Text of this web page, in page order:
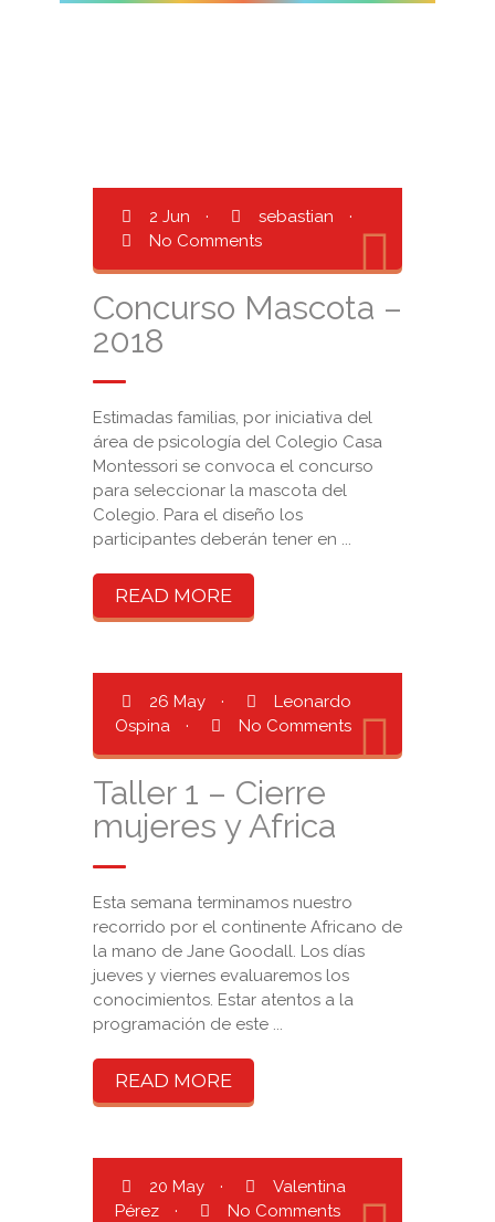
2 Jun · sebastian
·
No Comments
Concurso Mascota –
2018
Estimadas familias, por iniciativa del
área de psicología del Colegio Casa
Montessori se convoca el concurso
para seleccionar la mascota del
Colegio. Para el diseño los
participantes deberán tener en ...
READ MORE
26 May ·
Leonardo
Ospina
· No Comments
Taller 1 – Cierre
mujeres y Africa
Esta semana terminamos nuestro
recorrido por el continente Africano de
la mano de Jane Goodall. Los días
jueves y viernes evaluaremos los
conocimientos. Estar atentos a la
programación de este ...
READ MORE
20 May ·
Valentina
Pérez
· No Comments